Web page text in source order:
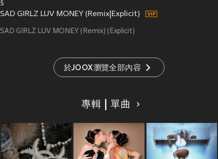
5
SAD GIRLZ LUV MONEY (Remix|Explicit)
SAD GIRLZ LUV MONEY (Remix) (Explicit)
於JOOX瀏覽全部內容
專輯 | 單曲